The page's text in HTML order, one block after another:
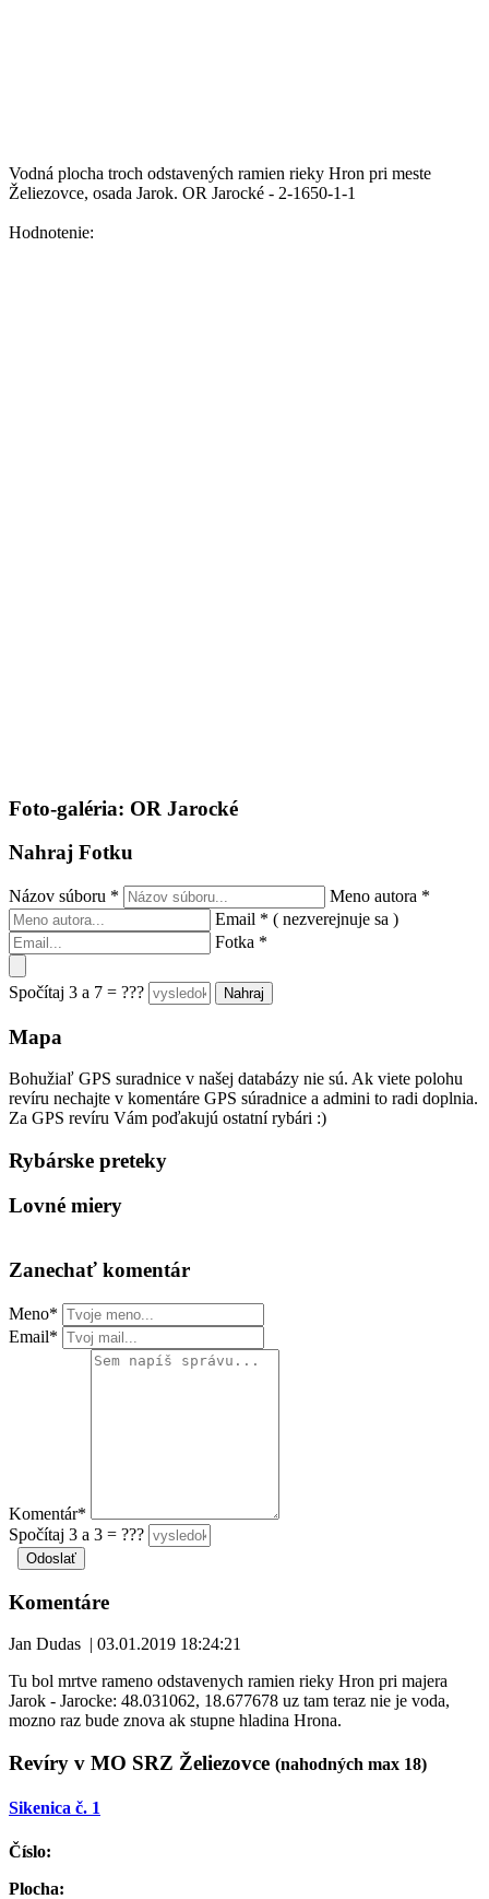
Vodná plocha troch odstavených ramien rieky Hron pri meste
Želiezovce, osada Jarok. OR Jarocké - 2-1650-1-1
Hodnotenie:
Foto-galéria: OR Jarocké
Nahraj Fotku
Názov súboru * Meno autora *
Email * ( nezverejnuje sa )
Fotka *
Spočítaj 3 a 7 = ???
Mapa
Bohužiaľ GPS suradnice v našej databázy nie sú. Ak viete polohu
revíru nechajte v komentáre GPS súradnice a admini to radi doplnia.
Za GPS revíru Vám poďakujú ostatní rybári :)
Rybárske preteky
Lovné miery
Zanechať komentár
Meno*
Email*
Komentár*
Spočítaj 3 a 3 = ???
Komentáre
Jan Dudas | 03.01.2019 18:24:21
Tu bol mrtve rameno odstavenych ramien rieky Hron pri majera
Jarok - Jarocke: 48.031062, 18.677678 uz tam teraz nie je voda,
mozno raz bude znova ak stupne hladina Hrona.
Revíry v MO SRZ Želiezovce (nahodných max 18)
Sikenica č. 1
Číslo:
Plocha: